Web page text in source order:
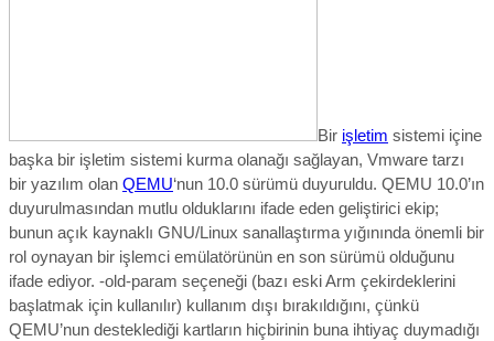
Bir işletim sistemi içine
başka bir işletim sistemi kurma olanağı sağlayan, Vmware tarzı
bir yazılım olan QEMU‘nun 10.0 sürümü duyuruldu. QEMU 10.0’ın
duyurulmasından mutlu olduklarını ifade eden geliştirici ekip;
bunun açık kaynaklı GNU/Linux sanallaştırma yığınında önemli bir
rol oynayan bir işlemci emülatörünün en son sürümü olduğunu
ifade ediyor. -old-param seçeneği (bazı eski Arm çekirdeklerini
başlatmak için kullanılır) kullanım dışı bırakıldığını, çünkü
QEMU’nun desteklediği kartların hiçbirinin buna ihtiyaç duymadığı